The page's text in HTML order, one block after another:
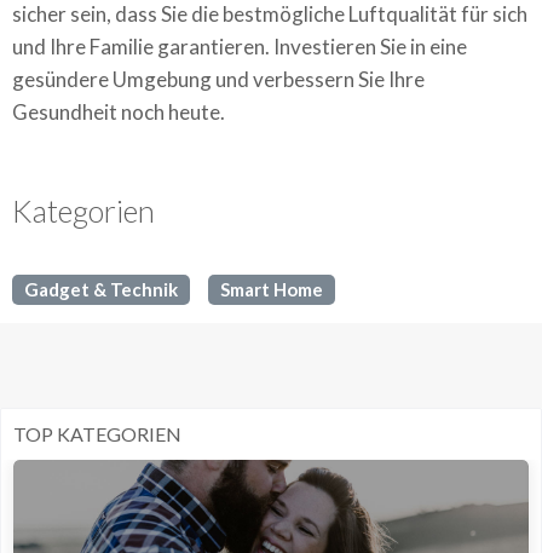
sicher sein, dass Sie die bestmögliche Luftqualität für sich
und Ihre Familie garantieren. Investieren Sie in eine
gesündere Umgebung und verbessern Sie Ihre
Gesundheit noch heute.
Kategorien
Gadget & Technik Smart Home
TOP KATEGORIEN